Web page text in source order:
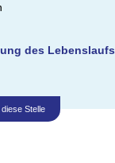
des Lebenslaufs
Stelle